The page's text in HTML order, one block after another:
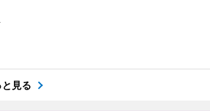
と見る